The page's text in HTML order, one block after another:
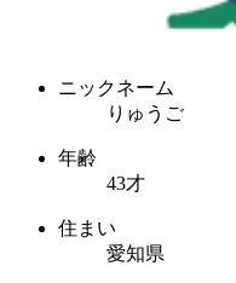
ニックネーム
りゅうご
年齢
43才
住まい
愛知県